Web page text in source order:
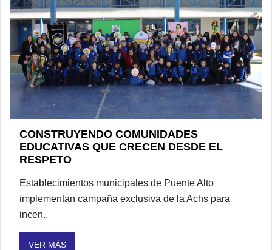
CONSTRUYENDO COMUNIDADES
EDUCATIVAS QUE CRECEN DESDE EL
RESPETO
Establecimientos municipales de Puente Alto
implementan campaña exclusiva de la Achs para
incen..
VER MÁS